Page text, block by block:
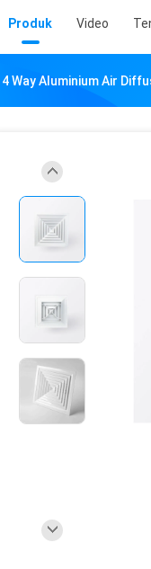
Produk Video
4 Way Aluminium Air